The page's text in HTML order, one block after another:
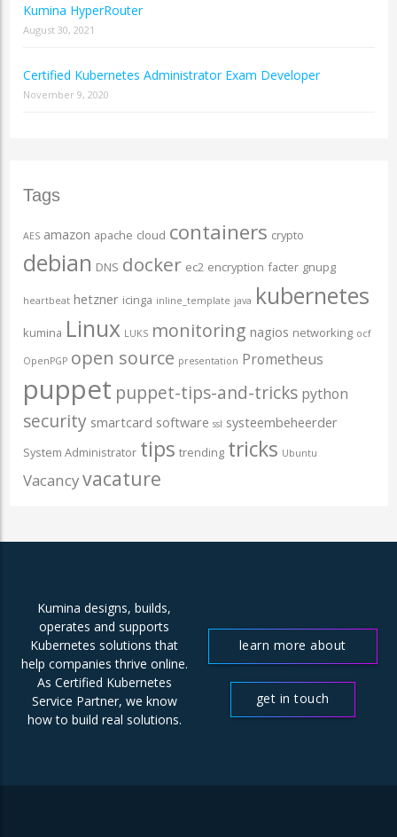
Kumina HyperRouter
August 30, 2021
Certified Kubernetes Administrator Exam Developer
November 9, 2020
Tags
AES amazon apache cloud containers crypto
debian DNS docker ec2 encryption facter gnupg
heartbeat hetzner icinga inline_template java kubernetes
kumina Linux LUKS monitoring nagios networking ocf
OpenPGP open source presentation Prometheus
puppet puppet-tips-and-tricks python
security smartcard software ssl systeembeheerder
System Administrator tips trending tricks Ubuntu
Vacancyvacature
Kumina designs, builds,
operates and supports
Kubernetes solutions that
help companies thrive online.
As Certified Kubernetes
Service Partner, we know
how to build real solutions.
learn more about
get in touch